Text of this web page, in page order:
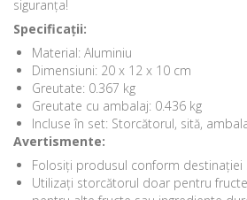
siguranța!
Specificații:
Material: Aluminiu
Dimensiuni: 20 x 12 x 10 cm
Greutate: 0.367 kg
Greutate cu ambalaj: 0.436 kg
Incluse în set: Storcătorul, sită,
Avertismente:
Folosiți produsul conform destinației
Utilizați storcătorul doar pentru